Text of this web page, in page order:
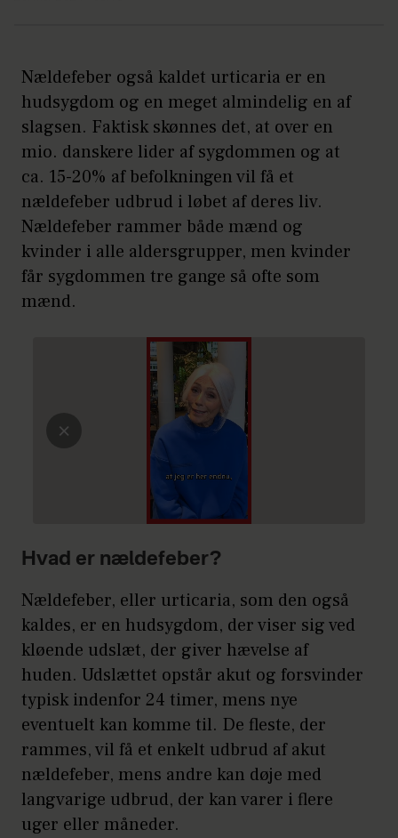
Nældefeber også kaldet urticaria er en
hudsygdom og en meget almindelig en af
slagsen. Faktisk skønnes det, at over en
mio. danskere lider af sygdommen og at
ca. 15-20% af befolkningen vil få et
nældefeber udbrud i løbet af deres liv.
Nældefeber rammer både mænd og
kvinder i alle aldersgrupper, men kvinder
får sygdommen tre gange så ofte som
mænd.
Hvad er nældefeber?
Nældefeber, eller urticaria, som den også
kaldes, er en hudsygdom, der viser sig ved
kløende udslæt, der giver hævelse af
huden. Udslættet opstår akut og forsvinder
typisk indenfor 24 timer, mens nye
eventuelt kan komme til. De fleste, der
rammes, vil få et enkelt udbrud af akut
nældefeber, mens andre kan døje med
langvarige udbrud, der kan varer i flere
uger eller måneder.